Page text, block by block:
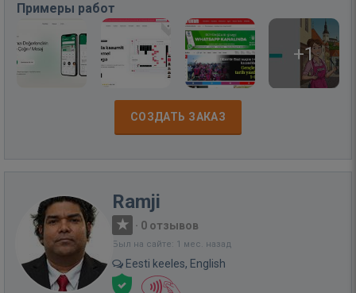
Примеры работ
+1
СОЗДАТЬ ЗАКАЗ
Ramji
· 0 отзывов
Был на сайте: 1 мес. назад
Eesti keeles, English